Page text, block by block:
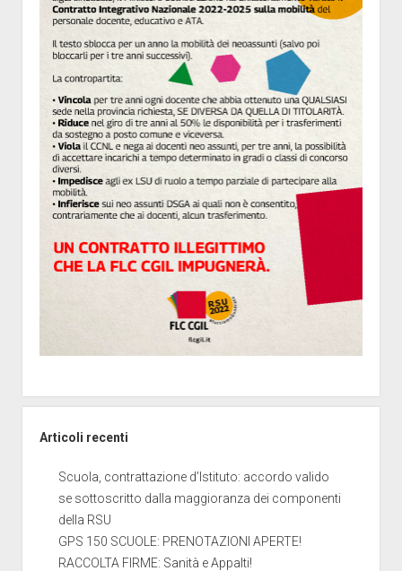
Articoli recenti
Scuola, contrattazione d’Istituto: accordo valido
se sottoscritto dalla maggioranza dei componenti
della RSU
GPS 150 SCUOLE: PRENOTAZIONI APERTE!
RACCOLTA FIRME: Sanità e Appalti!